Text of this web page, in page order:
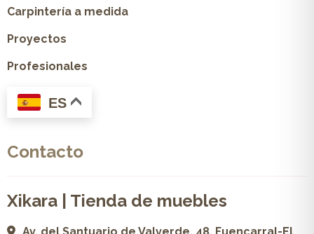
Carpintería a medida
Proyectos
Profesionales
ES
Contacto
Xikara | Tienda de muebles